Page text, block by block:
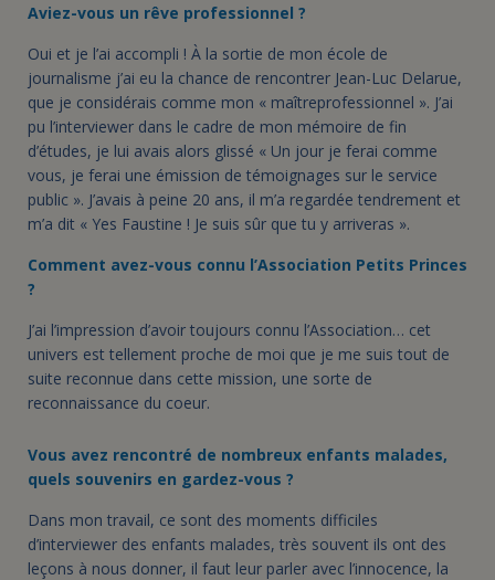
Aviez-vous un rêve professionnel ?
Oui et je l’ai accompli ! À la sortie de mon école de
journalisme j’ai eu la chance de rencontrer Jean-Luc Delarue,
que je considérais comme mon « maîtreprofessionnel ». J’ai
pu l’interviewer dans le cadre de mon mémoire de fin
d’études, je lui avais alors glissé « Un jour je ferai comme
vous, je ferai une émission de témoignages sur le service
public ». J’avais à peine 20 ans, il m’a regardée tendrement et
m’a dit « Yes Faustine ! Je suis sûr que tu y arriveras ».
Comment avez-vous connu l’Association Petits Princes
?
J’ai l’impression d’avoir toujours connu l’Association… cet
univers est tellement proche de moi que je me suis tout de
suite reconnue dans cette mission, une sorte de
reconnaissance du coeur.
Vous avez rencontré de nombreux enfants malades,
quels souvenirs en gardez-vous ?
Dans mon travail, ce sont des moments difficiles
d’interviewer des enfants malades, très souvent ils ont des
leçons à nous donner, il faut leur parler avec l’innocence, la